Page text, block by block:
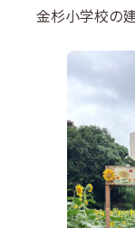
金杉小学校の